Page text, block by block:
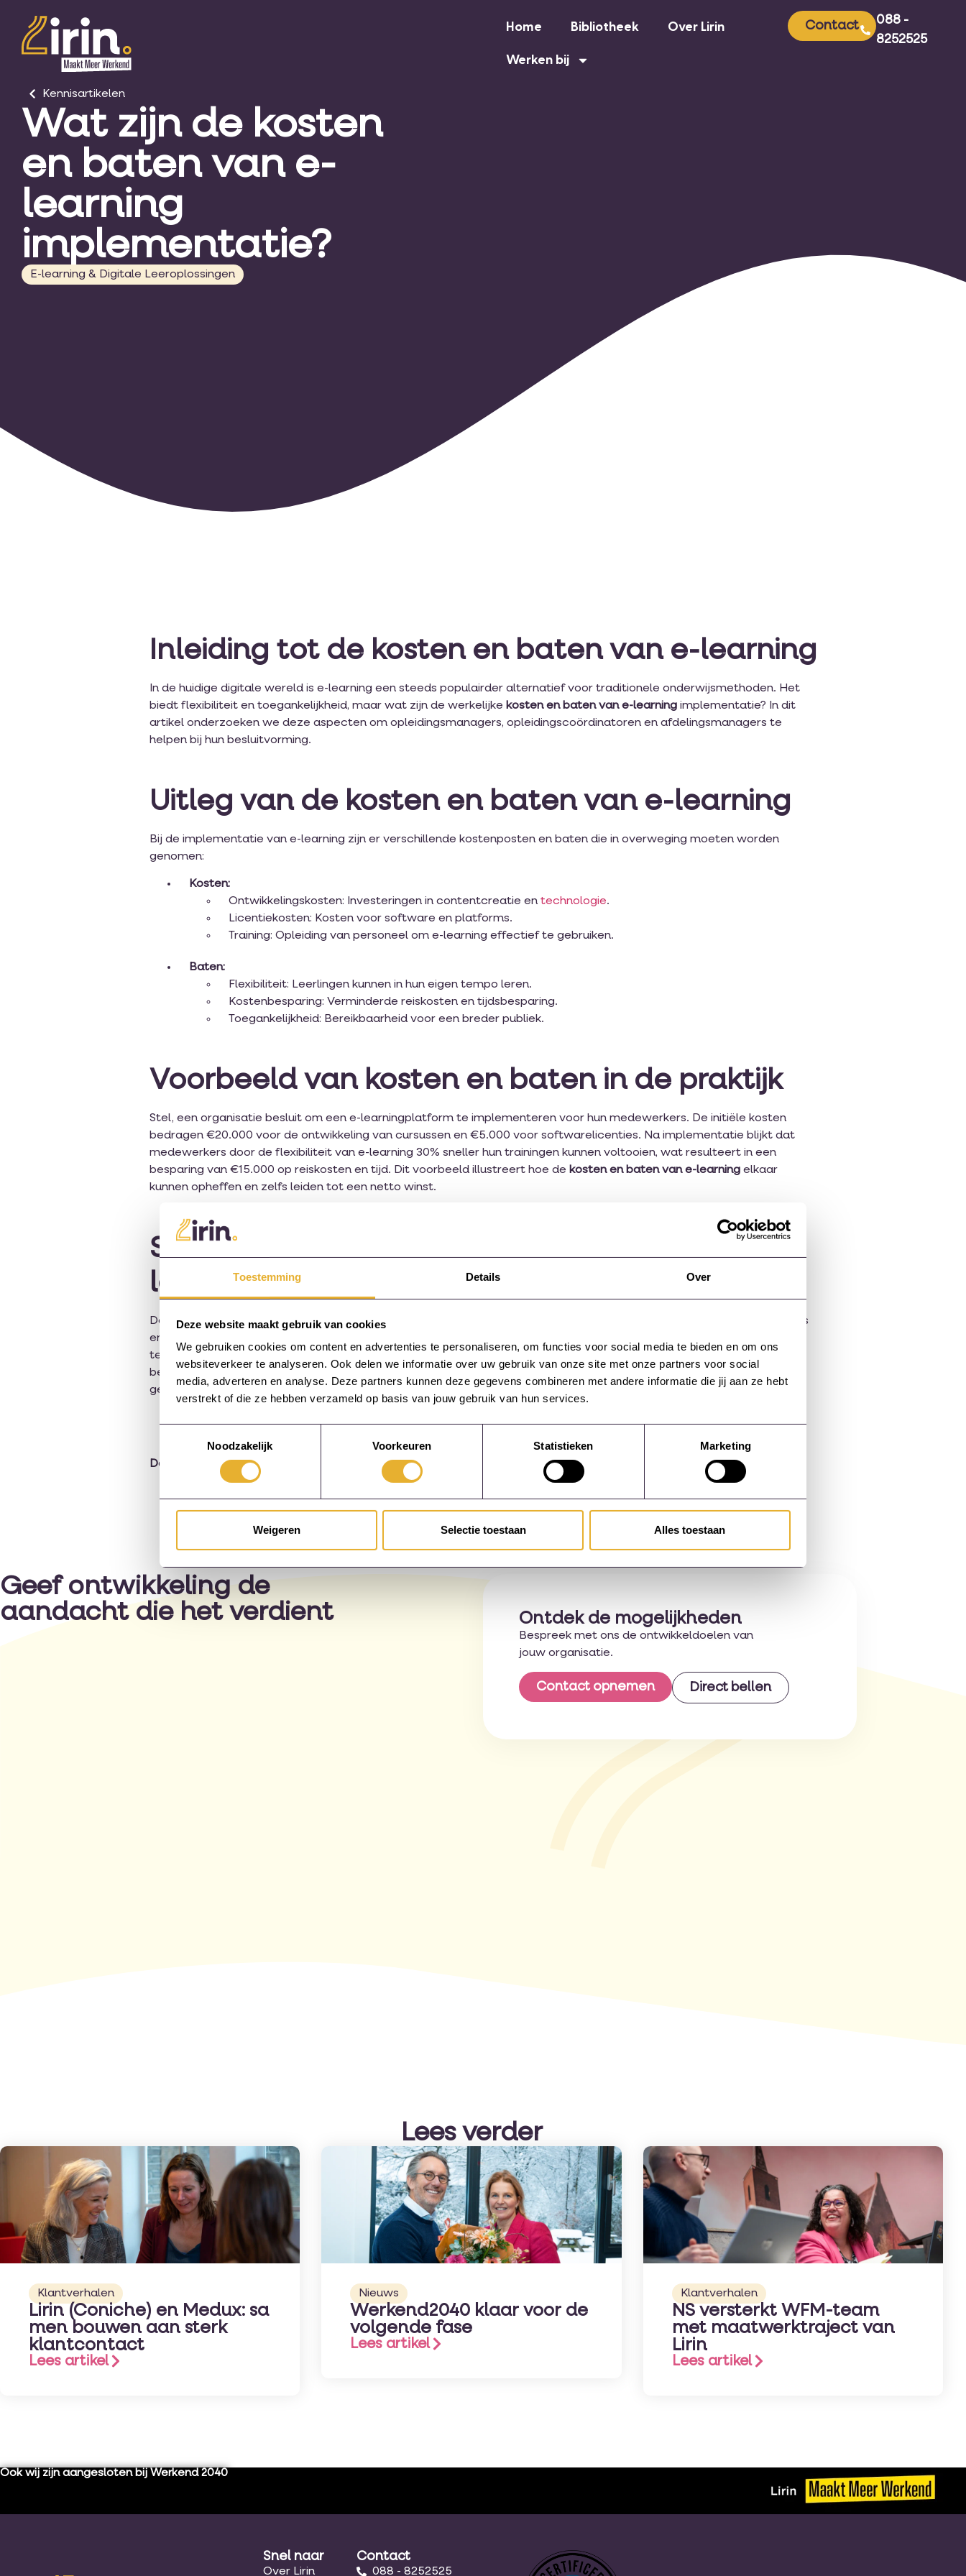
Toestemming Details Over
Deze website maakt gebruik van cookies
We gebruiken cookies om content en advertenties te personaliseren, om functies voor social media te bieden en om ons
websiteverkeer te analyseren. Ook delen we informatie over uw gebruik van onze site met onze partners voor social
media, adverteren en analyse. Deze partners kunnen deze gegevens combineren met andere informatie die jij aan ze hebt
verstrekt of die ze hebben verzameld op basis van jouw gebruik van hun services.
Noodzakelijk
Voorkeuren Statistieken Marketing
Weigeren Selectie toestaan Alles toestaan
Home Bibliotheek Over Lirin
Werken bij
Contact
088 -
8252525
Kennisartikelen
Wat zijn de kosten
en baten van e-
learning
implementatie?
E-learning & Digitale Leeroplossingen
Inleiding tot de kosten en baten van e-learning
In de huidige digitale wereld is e-learning een steeds populairder alternatief voor traditionele onderwijsmethoden. Het
biedt flexibiliteit en toegankelijkheid, maar wat zijn de werkelijke kosten en baten van e-learning implementatie? In dit
artikel onderzoeken we deze aspecten om opleidingsmanagers, opleidingscoördinatoren en afdelingsmanagers te
helpen bij hun besluitvorming.
Uitleg van de kosten en baten van e-learning
Bij de implementatie van e-learning zijn er verschillende kostenposten en baten die in overweging moeten worden
genomen:
Kosten:
Ontwikkelingskosten: Investeringen in contentcreatie en technologie.
Licentiekosten: Kosten voor software en platforms.
Training: Opleiding van personeel om e-learning effectief te gebruiken.
Baten:
Flexibiliteit: Leerlingen kunnen in hun eigen tempo leren.
Kostenbesparing: Verminderde reiskosten en tijdsbesparing.
Toegankelijkheid: Bereikbaarheid voor een breder publiek.
Voorbeeld van kosten en baten in de praktijk
Stel, een organisatie besluit om een e-learningplatform te implementeren voor hun medewerkers. De initiële kosten
bedragen €20.000 voor de ontwikkeling van cursussen en €5.000 voor softwarelicenties. Na implementatie blijkt dat
medewerkers door de flexibiliteit van e-learning 30% sneller hun trainingen kunnen voltooien, wat resulteert in een
besparing van €15.000 op reiskosten en tijd. Dit voorbeeld illustreert hoe de kosten en baten van e-learning elkaar
kunnen opheffen en zelfs leiden tot een netto winst.
Samenvatting van de kosten en baten van e-
learning
De implementatie van e-learning brengt zowel kosten als baten met zich mee. Het is cruciaal voor opleidingsmanagers
en coördinatoren om deze factoren zorgvuldig af te wegen. Door de initiële investeringen te vergelijken met de lange
termijn voordelen, zoals kostenbesparingen en verbeterde toegankelijkheid, kunnen organisaties weloverwogen
beslissingen nemen. E-learning kan een waardevolle aanvulling zijn op traditionele leermethoden, mits goed
geïmplementeerd.
Deel deze pagina:
Geef ontwikkeling de
aandacht die het verdient
Ontdek de mogelijkheden
Bespreek met ons de ontwikkeldoelen van
jouw organisatie.
Contact opnemen Direct bellen
Lees verder
Klantverhalen
Lirin (Coniche) en Medux: sa
men bouwen aan sterk
klantcontact
Lees artikel
Nieuws
Werkend2040 klaar voor de
volgende fase
Lees artikel
Klantverhalen
NS versterkt WFM-team
met maatwerktraject van
Lirin
Lees artikel
Ook wij zijn aangesloten bij Werkend 2040
Snel naar
Over Lirin
Contact
088 - 8252525